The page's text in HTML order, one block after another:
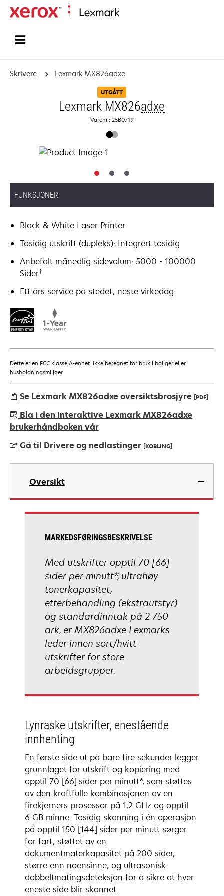
Skrivere Lexmark MX826adxe
UTGÅTT
Lexmark MX826adxe
Varenr.: 25B0719
FUNKSJONER
Black & White Laser Printer
Tosidig utskrift (dupleks): Integrert tosidig
Anbefalt månedlig sidevolum: 5000 - 100000
Sider†
Ett års service på stedet, neste virkedag
Dette er en FCC klasse A-enhet. Ikke beregnet for bruk i boliger eller
husholdningsmiljøer.
Se Lexmark MX826adxe oversiktsbrosjyre [PDF]
opens
in
new
tab
Bla i den interaktive Lexmark MX826adxe
brukerhåndboken vår
Gå til Drivere og nedlastinger [KOBLING]
opens
new
Oversikt
MARKEDSFØRINGSBESKRIVELSE
Med utskrifter opptil 70 [66]
sider per minutt*, ultrahøy
tonerkapasitet,
etterbehandling (ekstrautstyr)
og standardinntak på 2 750
ark, er MX826adxe Lexmarks
leder innen sort/hvitt-
utskrifter for store
arbeidsgrupper.
Lynraske utskrifter, enestående
innhenting
En første side ut på bare fire sekunder legger
grunnlaget for utskrift og kopiering med
opptil 70 [66] sider per minutt*, som støttes
av den kraftfulle kombinasjonen av en
firekjerners prosessor på 1,2 GHz og opptil
6 GB minne. Tosidig skanning i én operasjon
på opptil 150 [144] sider per minutt sørger
for fart, støttet av en
dokumentmaterkapasitet på 200 sider,
større enn noensinne, og ultrasonisk
dobbeltmatingsdeteksjon for å sikre at hver
eneste side blir skannet.